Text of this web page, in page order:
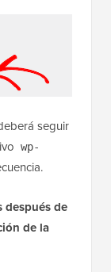
seguir
wp-
después de
de la